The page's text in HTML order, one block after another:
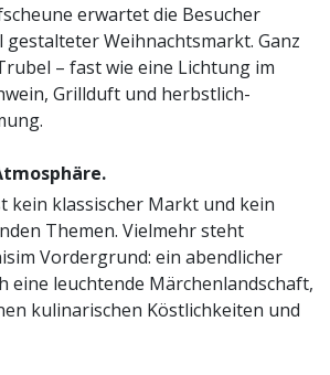
erwartet die Besucher
Weihnachtsmarkt. Ganz
– fast wie eine Lichtung im
Grillduft und herbstlich-
kein klassischer Markt und kein
Themen. Vielmehr steht
Vordergrund: ein abendlicher
eine leuchtende Märchenlandschaft,
kulinarischen Köstlichkeiten und